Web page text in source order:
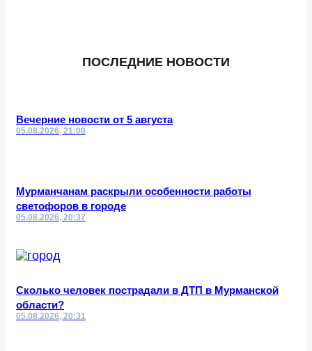
ПОСЛЕДНИЕ НОВОСТИ
Вечерние новости от 5 августа
05.08.2026, 21:00
Мурманчанам раскрыли особенности работы
светофоров в городе
05.08.2026, 20:37
Сколько человек пострадали в ДТП в Мурманской
области?
05.08.2026, 20:31